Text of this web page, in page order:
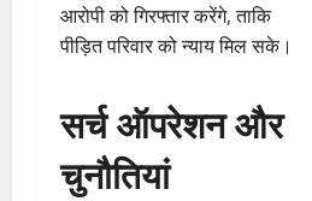
आरोपी को गिरफ्तार करेंगे, ताकि
पीड़ित परिवार को न्याय मिल सके।
सर्च ऑपरेशन और
चुनौतियां